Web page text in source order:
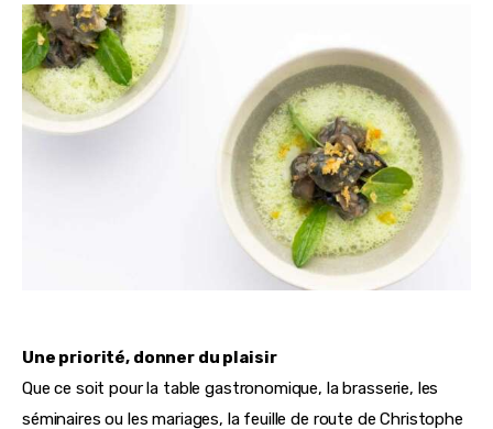
Une priorité, donner du plaisir
Que ce soit pour la table gastronomique, la brasserie, les
séminaires ou les mariages, la feuille de route de Christophe